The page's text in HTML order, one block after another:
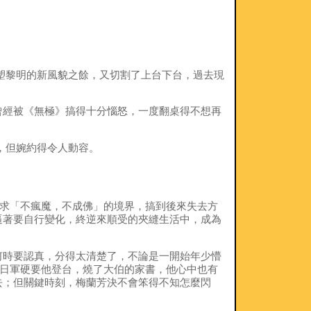
明的新風貌之餘，又切割了上台下台，過去現
被《無極》搞得十分惱怒，一度翻桌得不想再
婉約得令人動容。
「不瘋魔，不成佛」的境界，搞到後來失去方
要自行變化，終逆來順受的夾縫生活中，成為
要認真，分得太清楚了，不論是一開始年少懵
軍硬要他登台，燒了大伯的家書，他心中也有
但關鍵時刻，梅蘭芳決不會笨得不知怎麼閃